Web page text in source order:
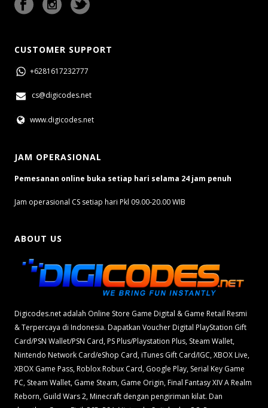
CUSTOMER SUPPORT
+6281617232777
cs@digicodes.net
www.digicodes.net
JAM OPERASIONAL
Pemesanan online buka setiap hari selama 24 jam penuh
Jam operasional CS setiap hari Pkl 09.00-20.00 WIB
ABOUT US
Digicodes.net adalah Online Store Game Digital & Game Retail Resmi
& Terpercaya di Indonesia. Dapatkan Voucher Digital PlayStation Gift
Card/PSN Wallet/PSN Card, PS Plus/Playstation Plus, Steam Wallet,
Nintendo Network Card/eShop Card, iTunes Gift Card/IGC, XBOX Live,
XBOX Game Pass, Roblox Robux Card, Google Play, Serial Key Game
PC, Steam Wallet, Game Steam, Game Origin, Final Fantasy XIV A Realm
Reborn, Guild Wars 2, Minecraft dengan pengiriman kilat. Dan